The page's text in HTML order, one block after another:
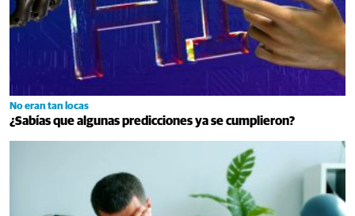
No eran tan locas
¿Sabías que algunas predicciones ya se cumplieron?